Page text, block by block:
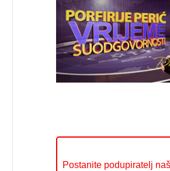
Postanite podupiratelj